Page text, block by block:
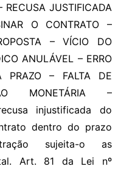
RECUSA JUSTIFICADA
O CONTRATO –
– VÍCIO DO
ANULÁVEL – ERRO
PRAZO – FALTA DE
MONETÁRIA –
injustificada do
dentro do prazo
sujeita-o as
Art. 81 da Lei nº